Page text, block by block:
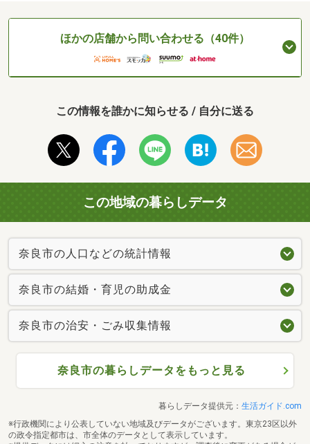
ほかの店舗から問い合わせる（40件）
この情報を誰かに知らせる / 自分に送る
この地域の暮らしデータ
奈良市の人口などの統計情報
奈良市の結婚・育児の助成金
奈良市の治安・ごみ収集情報
奈良市の暮らしデータをもっと見る
暮らしデータ提供元： 生活ガイド.com
※行政機関により公表していない地域及びデータがございます。東京23区以外
の政令指定都市は、市全体のデータとして表示しています。